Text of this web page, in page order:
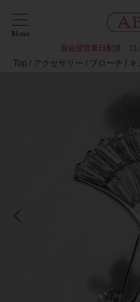
Menu
最短翌営業日配送・
Top アクセサリー ブローチ キ